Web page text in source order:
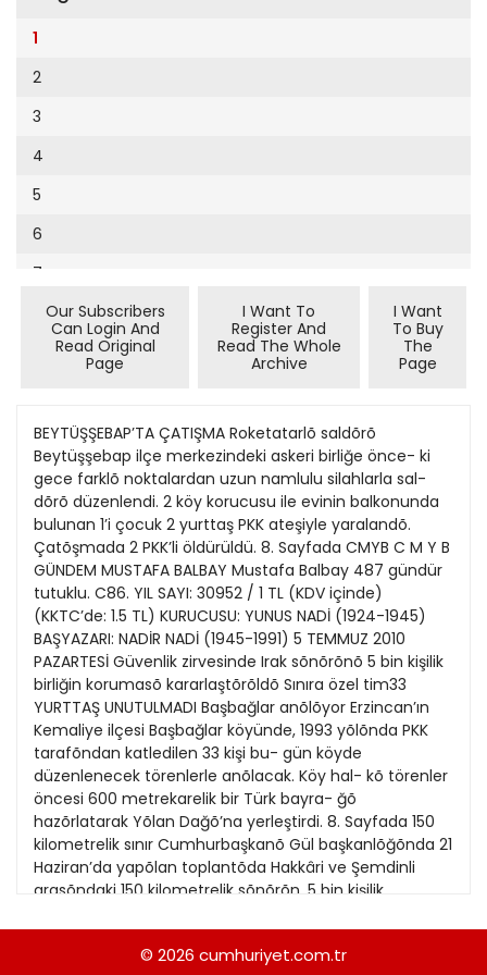
Cumhuriyet Sağlıklı Beslenme
Cumhuriyet Sokak
Cumhuriyet Spor
Cumhuriyet Strateji
Cumhuriyet Tarım
Cumhuriyet Yılbaşı
Çerçeve Eki
Dergi Eki
Ekonomi Eki
Evleniyoruz
Güney Dogu
Kitap Eki
Özel Ekler
Özel Okullar
Sevgililer Günü
Siyaset Eki
Sürdürülebilir yaşam
Turizm Eki
Yerel Yönetimler
1994
1991
1990
1989
1988
1987
1986
1985
1984
1983
1982
1981
1980
9
10
11
12
13
14
15
16
19
20
21
22
23
24
25
26
27
28
29
30
31
1
2
3
4
5
6
7
11
13
14
15
16
17
18
19
20
21
22
Our Subscribers
Can Login And
Read Original
Page
I Want To
Register And
Read The Whole
Archive
I Want
To Buy
The
Page
BEYTÜŞŞEBAP’TA ÇATIŞMA Roketatarlõ saldõrõ
Beytüşşebap ilçe merkezindeki askeri birliğe önce- ki
gece farklõ noktalardan uzun namlulu silahlarla sal-
dõrõ düzenlendi. 2 köy korucusu ile evinin balkonunda
bulunan 1’i çocuk 2 yurttaş PKK ateşiyle yaralandõ.
Çatõşmada 2 PKK’li öldürüldü. 8. Sayfada CMYB C M Y B
GÜNDEM MUSTAFA BALBAY Mustafa Balbay 487 gündür
tutuklu. C86. YIL SAYI: 30952 / 1 TL (KDV içinde)
(KKTC’de: 1.5 TL) KURUCUSU: YUNUS NADİ (1924-1945)
BAŞYAZARI: NADİR NADİ (1945-1991) 5 TEMMUZ 2010
PAZARTESİ Güvenlik zirvesinde Irak sõnõrõnõ 5 bin kişilik
birliğin korumasõ kararlaştõrõldõ Sınıra özel tim33
YURTTAŞ UNUTULMADI Başbağlar anõlõyor Erzincan’ın
Kemaliye ilçesi Başbağlar köyünde, 1993 yõlõnda PKK
tarafõndan katledilen 33 kişi bu- gün köyde
düzenlenecek törenlerle anõlacak. Köy hal- kõ törenler
öncesi 600 metrekarelik bir Türk bayra- ğõ
hazõrlatarak Yõlan Dağõ’na yerleştirdi. 8. Sayfada 150
kilometrelik sınır Cumhurbaşkanõ Gül başkanlõğõnda 21
Haziran’da yapõlan toplantõda Hakkâri ve Şemdinli
arasõndaki 150 kilometrelik sõnõrõn, 5 bin kişilik
kararlaştõrõldõ. Söz konusu birlikler, 2011’den iti- baren
sõnõrõ teslim alacak. BARKIN ŞIK’ın haberi 8. Sayfada Yol
© 2026 cumhuriyet.com.tr